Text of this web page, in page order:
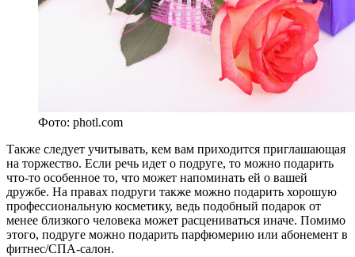
Фото: photl.com
Также следует учитывать, кем вам приходится приглашающая
на торжество. Если речь идет о подруге, то можно подарить
что-то особенное то, что может напоминать ей о вашей
дружбе. На правах подруги также можно подарить хорошую
профессиональную косметику, ведь подобный подарок от
менее близкого человека может расцениваться иначе. Помимо
этого, подруге можно подарить парфюмерию или абонемент в
фитнес/СПА-салон.